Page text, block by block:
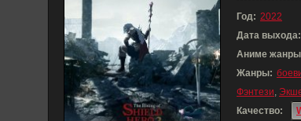
Год: 2022
Дата выхода:
Аниме
Жанры:
Фэнтези,
Качество: